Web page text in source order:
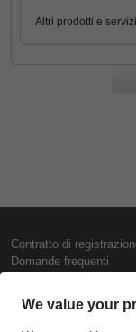
Altri prodotti e
Contratto di
Domande frequenti
Presentazione
Contattaci